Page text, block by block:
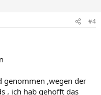
#4
genommen ,wegen der
, ich hab gehofft das